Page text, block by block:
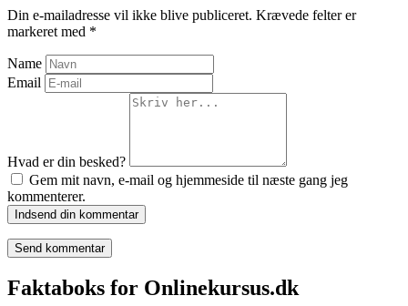
Din e-mailadresse vil ikke blive publiceret. Krævede felter er
markeret med *
Name
Email
Hvad er din besked?
Gem mit navn, e-mail og hjemmeside til næste gang jeg
kommenterer.
Indsend din kommentar
Faktaboks for Onlinekursus.dk